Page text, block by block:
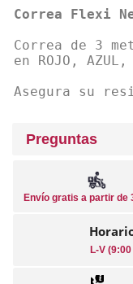
Correa Flexi
Correa de 3
en ROJO, AZUL,
Asegura su
Preguntas
Envío gratis a partir de
L-V